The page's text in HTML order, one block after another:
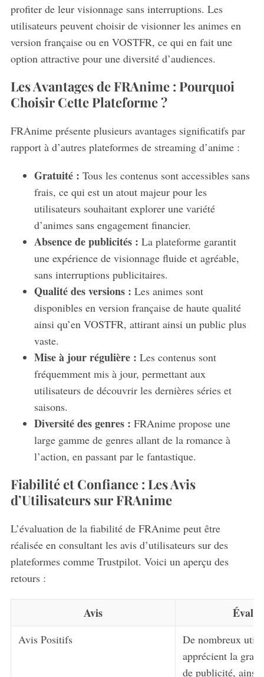
profiter de leur visionnage sans interruptions. Les
utilisateurs peuvent choisir de visionner les animes en
version française ou en VOSTFR, ce qui en fait une
option attractive pour une diversité d’audiences.
Les Avantages de FRAnime : Pourquoi
Choisir Cette Plateforme ?
FRAnime présente plusieurs avantages significatifs par
rapport à d’autres plateformes de streaming d’anime :
Gratuité : Tous les contenus sont accessibles sans
frais, ce qui est un atout majeur pour les
utilisateurs souhaitant explorer une variété
d’animes sans engagement financier.
Absence de publicités : La plateforme garantit
une expérience de visionnage fluide et agréable,
sans interruptions publicitaires.
Qualité des versions : Les animes sont
disponibles en version française de haute qualité
ainsi qu’en VOSTFR, attirant ainsi un public plus
vaste.
Mise à jour régulière : Les contenus sont
fréquemment mis à jour, permettant aux
utilisateurs de découvrir les dernières séries et
saisons.
Diversité des genres : FRAnime propose une
large gamme de genres allant de la romance à
l’action, en passant par le fantastique.
Fiabilité et Confiance : Les Avis
d’Utilisateurs sur FRAnime
L’évaluation de la fiabilité de FRAnime peut être
réalisée en consultant les avis d’utilisateurs sur des
plateformes comme Trustpilot. Voici un aperçu des
retours :
Avis
Avis Positifs
De nombreux
apprécient la
de publicité, ainsi